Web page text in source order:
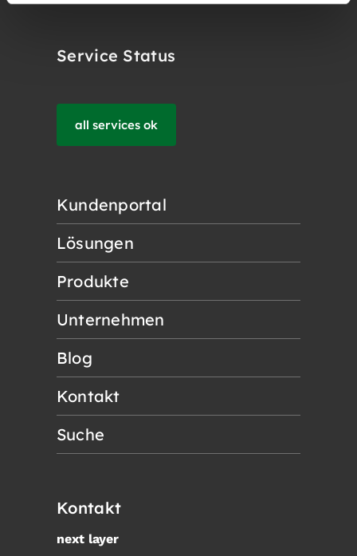
Service Status
all services ok
Kundenportal
Lösungen
Produkte
Unternehmen
Blog
Kontakt
Suche
Kontakt
next layer